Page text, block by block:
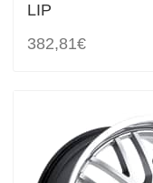
LIP
382,81€